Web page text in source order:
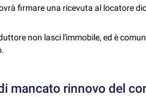
firmare una ricevuta al locatore
non lasci l'immobile, ed è
mancato rinnovo del